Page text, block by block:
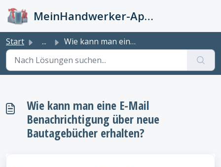
MeinHandwerker-App Info-Kiste
Start ... Wie kann man eine E-Mail Benachrichtigung über neue Bauta...
Wie kann man eine E-Mail
Benachrichtigung über neue
Bautagebücher erhalten?